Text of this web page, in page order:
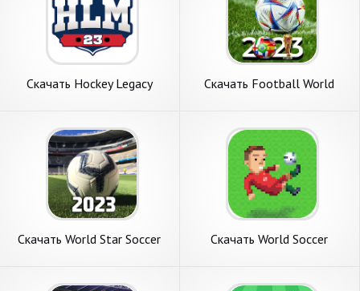
Скачать Hockey Legacy
Скачать Football World
на Андроид
Скачать World Star Soccer
на Андроид
Скачать World Soccer